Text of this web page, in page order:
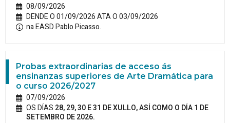
08/09/2026
DENDE O 01/09/2026 ATA O 03/09/2026
na EASD Pablo Picasso.
Probas extraordinarias de acceso ás
ensinanzas superiores de Arte Dramática para
o curso 2026/2027
07/09/2026
OS DÍAS 28, 29, 30 E 31 DE XULLO, ASÍ COMO O DÍA 1 DE
SETEMBRO DE 2026.